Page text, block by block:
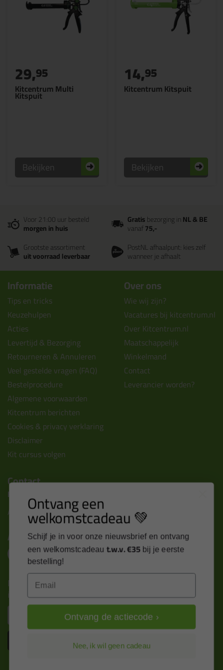
Kitcentrum Multi
Kitspuit
29,95
Bekijken
Kitcentrum Kitspuit
14,95
Bekijken
Voor 21:00 uur besteld
morgen in huis
Gratisbezorging inNL & BE
vanaf75,-
Grootste assortiment
uit voorraad leverbaar
PostNL afhaalpunt: kies zelf
wanneer je afhaalt
Informatie
Tips en tricks
Keuzehulpen
Acties
Levertijd & Bezorging
Retourneren & Annuleren
Veel gestelde vragen (FAQ)
Bestelprocedure
Algemene voorwaarden
Kitcentrum berichten
Cookies & privacy verklaring
Disclaimer
Kit cursus volgen
Over ons
Wie wij zijn?
Vacatures bij kitcentrum.nl
Over Kitcentrum.nl
Maatschappelijk
Winkelmand
Contact
Leverancier worden?
Contact
Kitcentrum B.V.
Alle contactgegevens >
Altijd op de hoogte blijven?
Nieuws, tips en exclusieve deals rechtstreeks in je
inbox
Inschrijven
Ontvang een
welkomstcadeau 💚
Schijf je in voor onze nieuwsbrief en ontvang
een welkomstcadeau t.w.v. €35 bij je eerste
bestelling!
Ontvang de actiecode ›
Nee, ik wil geen cadeau